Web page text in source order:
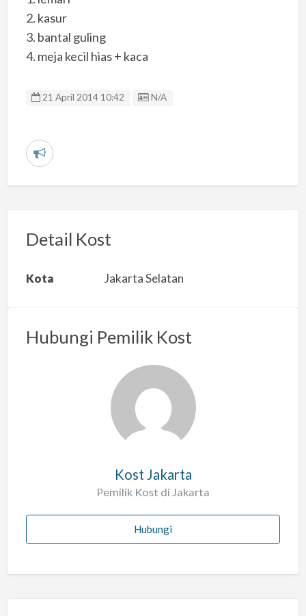
2. kasur
3. bantal guling
4. meja kecil hias + kaca
21 April 2014 10:42 Listing ID
N/A
L
r
a
s
Detail Kost
Kota Jakarta Selatan
Hubungi Pemilik Kost
Kost Jakarta
Pemilik Kost di Jakarta
Hubungi